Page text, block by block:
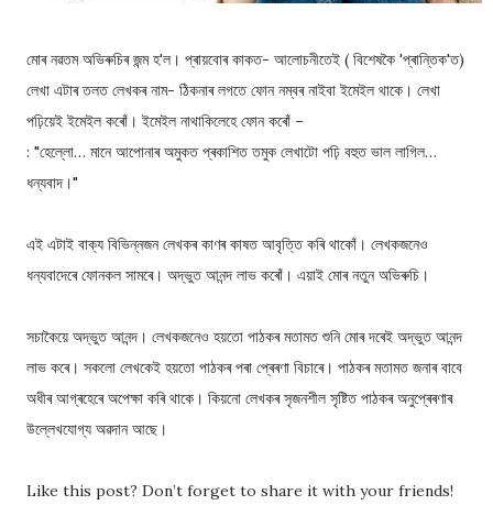
মোৰ নৱতম অভিৰুচিৰ জন্ম হ'ল। প্ৰায়বোৰ কাকত- আলোচনীতেই ( বিশেষকৈ 'প্ৰান্তিক'ত)
লেখা এটাৰ তলত লেখকৰ নাম- ঠিকনাৰ লগতে ফোন নম্বৰ নাইবা ইমেইল থাকে। লেখা
পঢ়িয়েই ইমেইল কৰোঁ। ইমেইল নাথাকিলেহে ফোন কৰোঁ –
: "হেল্লো… মানে আপোনাৰ অমুকত প্ৰকাশিত তমুক লেখাটো পঢ়ি বহুত ভাল লাগিল…
ধন্যবাদ।"
এই এটাই বাক্য বিভিন্নজন লেখকৰ কাণৰ কাষত আবৃত্তি কৰি থাকোঁ। লেখকজনেও
ধন্যবাদেৰে ফোনকল সামৰে। অদ্ভুত আনন্দ লাভ কৰোঁ। এয়াই মোৰ নতুন অভিৰুচি।
সচাকৈয়ে অদ্ভুত আনন্দ। লেখকজনেও হয়তো পাঠকৰ মতামত শুনি মোৰ দৰেই অদ্ভুত আনন্দ
লাভ কৰে। সকলো লেখকেই হয়তো পাঠকৰ পৰা প্ৰেৰণা বিচাৰে। পাঠকৰ মতামত জনাৰ বাবে
অধীৰ আগ্ৰহেৰে অপেক্ষা কৰি থাকে। কিয়নো লেখকৰ সৃজনশীল সৃষ্টিত পাঠকৰ অনুপ্ৰেৰণাৰ
উল্লেখযোগ্য অৱদান আছে।
Like this post? Don’t forget to share it with your friends!